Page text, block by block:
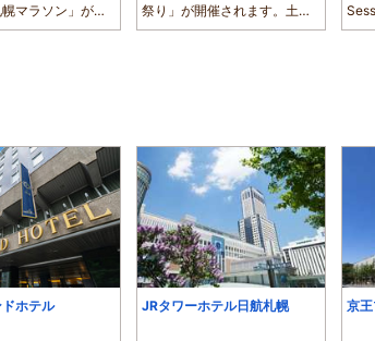
マラソン」が、
...
祭り」が開催されます。土日
祝は、グルメ...
放
ホテル JRタワーホテル日航札幌 京